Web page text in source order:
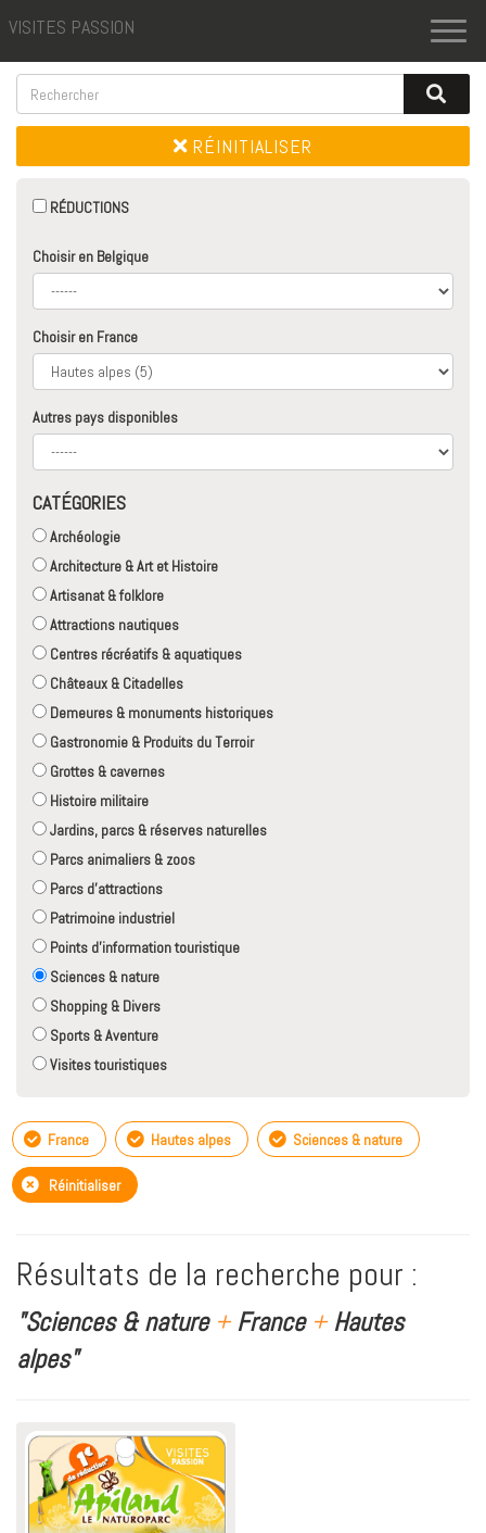
VISITES PASSION
RÉINITIALISER
RÉDUCTIONS
Choisir en Belgique
Choisir en France
Autres pays disponibles
CATÉGORIES
Archéologie
Architecture & Art et Histoire
Artisanat & folklore
Attractions nautiques
Centres récréatifs & aquatiques
Châteaux & Citadelles
Demeures & monuments historiques
Gastronomie & Produits du Terroir
Grottes & cavernes
Histoire militaire
Jardins, parcs & réserves naturelles
Parcs animaliers & zoos
Parcs d'attractions
Patrimoine industriel
Points d'information touristique
Sciences & nature
Shopping & Divers
Sports & Aventure
Visites touristiques
France Hautes alpes Sciences & nature
Réinitialiser
Résultats de la recherche pour :
"Sciences & nature +France +Hautes
alpes"